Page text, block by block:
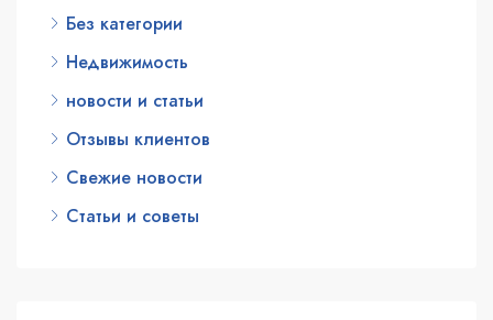
Без категории
Недвижимость
новости и статьи
Отзывы клиентов
Свежие новости
Статьи и советы